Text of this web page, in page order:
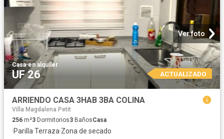
Ver foto
Casa·en alquiler
UF 26 ACTUALIZADO
ARRIENDO CASA 3HAB 3BA COLINA
Villa Magdalena Petit
256 m²3 Dormitorios3 BañosCasa
·Parilla·Terraza·Zona de secado